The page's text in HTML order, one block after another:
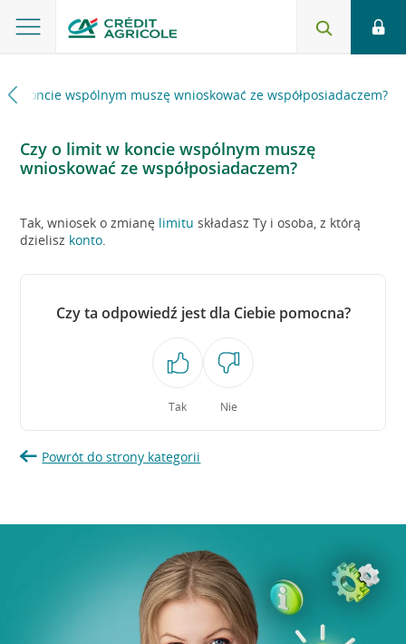
w koncie wspólnym muszę wnioskować ze współposiadaczem?
Czy o limit w koncie wspólnym muszę
wnioskować ze współposiadaczem?
Tak, wniosek o zmianę limitu składasz Ty i osoba, z którą
dzielisz konto.
Czy ta odpowiedź jest dla Ciebie pomocna?
Tak Nie
Powrót do strony kategorii